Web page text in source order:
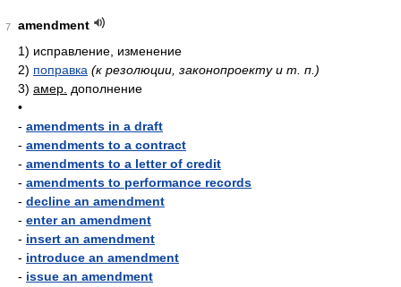
7
amendment
1) исправление, изменение
2) поправка (к резолюции, законопроекту и т. п.)
3) амер. дополнение
•
- amendments in a draft
- amendments to a contract
- amendments to a letter of credit
- amendments to performance records
- decline an amendment
- enter an amendment
- insert an amendment
- introduce an amendment
- issue an amendment